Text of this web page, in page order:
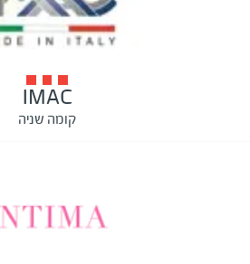
IMAC
קומה שניה